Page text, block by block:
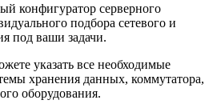
конфигуратор серверного
подбора сетевого и
под ваши задачи.
указать все необходимые
хранения данных, коммутатора,
оборудования.